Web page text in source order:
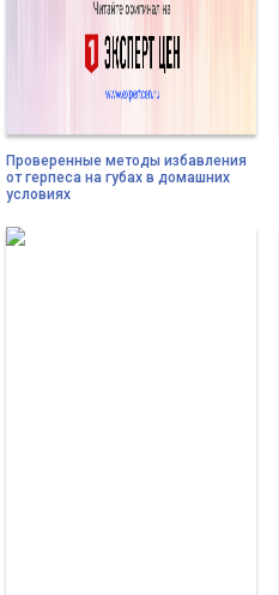
Проверенные методы избавления
от герпеса на губах в домашних
условиях